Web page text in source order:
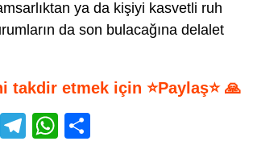
ya da kişiyi kasvetli ruh
da son bulacağına delalet
takdir etmek için ⭐Paylaş⭐ 🙏
T
T
W